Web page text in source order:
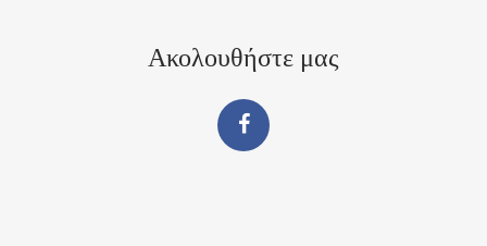
Ακολουθήστε μας